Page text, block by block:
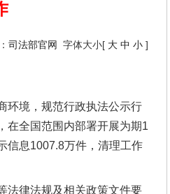
司法部官网 字体大小[ 大 中 小 ]
境，规范行政执法公示行
在全国范围内部署开展为期1
信息1007.8万件，清理工作
律法规及相关政策文件要